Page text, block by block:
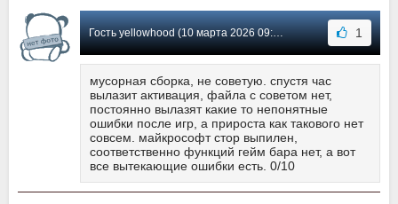
Гость yellowhood (10 марта 2026 09:02) Сообщение #16 1
мусорная сборка, не советую. спустя час
вылазит активация, файла с советом нет,
постоянно вылазят какие то непонятные
ошибки после игр, а прироста как такового нет
совсем. майкрософт стор выпилен,
соответственно функций гейм бара нет, а вот
все вытекающие ошибки есть. 0/10